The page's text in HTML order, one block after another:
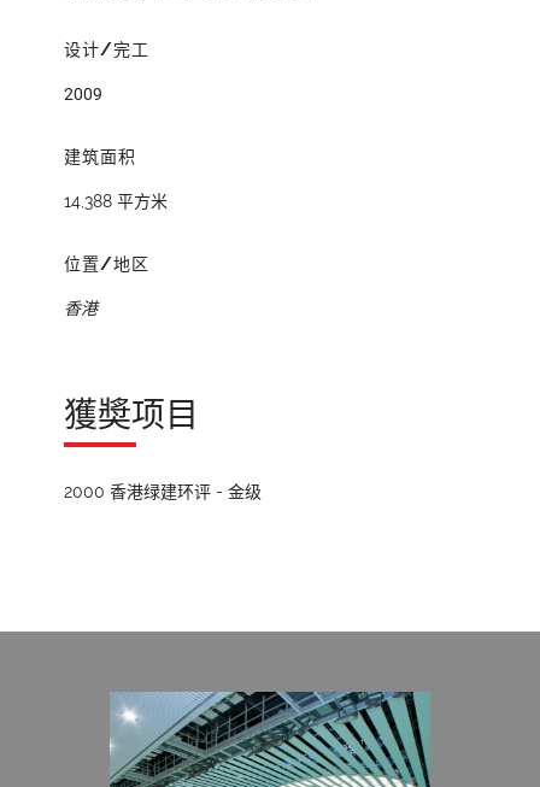
设计/完工
2009
建筑面积
14,388 平方米
位置/地区
香港
獲奬项目
2000 香港绿建环评 - 金级